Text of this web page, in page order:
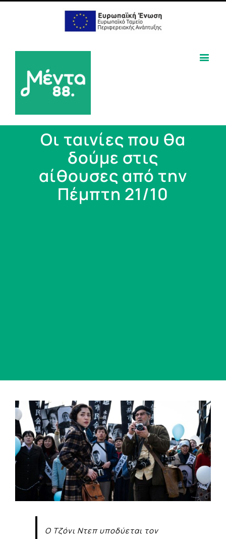
Οι ταινίες που θα
δούμε στις
αίθουσες από την
Πέμπτη 21/10
View
Larger
Image
O Tζόνι Ντεπ υποδύεται τον